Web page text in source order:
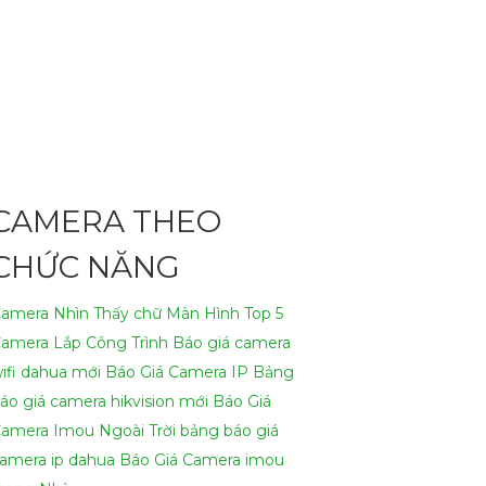
mức giá vô cùng hấp dẫn, phù hợp với
đến dạng hồng ngoại, giúp bạn lựa chọn
vui lòng liên hệ theo thông tin sau:- Địa
mình. Nếu cần thêm hỗ trợ, bạn có thể
THEO
NĂNG
Nhìn Thấy chữ Màn Hình Top 5
Lắp Công Trình Báo giá camera
dahua mới Báo Giá Camera IP Bảng
giá camera hikvision mới Báo Giá
Imou Ngoài Trời bảng báo giá
ip dahua Báo Giá Camera imou